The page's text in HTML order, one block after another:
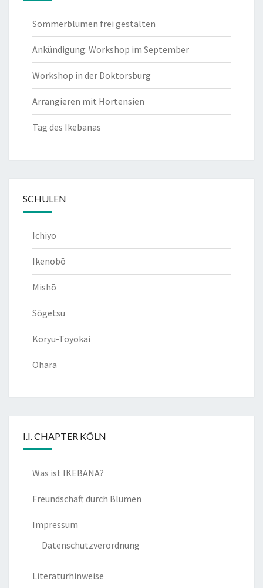
Sommerblumen frei gestalten
Ankündigung: Workshop im September
Workshop in der Doktorsburg
Arrangieren mit Hortensien
Tag des Ikebanas
SCHULEN
Ichiyo
Ikenobō
Mishō
Sōgetsu
Koryu-Toyokai
Ohara
I.I. CHAPTER KÖLN
Was ist IKEBANA?
Freundschaft durch Blumen
Impressum
Datenschutzverordnung
Literaturhinweise